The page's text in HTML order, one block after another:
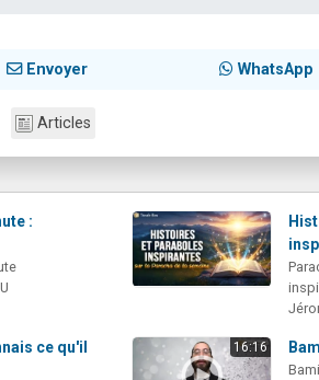
Envoyer WhatsApp
Articles
:
ce qu'il
16:16